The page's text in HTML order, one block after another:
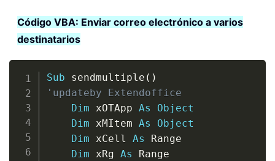
Código VBA: Enviar correo electrónico a varios
destinatarios
Sub sendmultiple ( )
'updateby Extendoffice
Dim xOTApp As
Object
Dim xMItem As
Object
Dim xCell As Range
Dim xRg As Range